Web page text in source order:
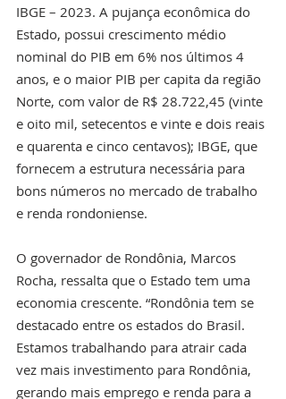
IBGE – 2023. A pujança econômica do
Estado, possui crescimento médio
nominal do PIB em 6% nos últimos 4
anos, e o maior PIB per capita da região
Norte, com valor de R$ 28.722,45 (vinte
e oito mil, setecentos e vinte e dois reais
e quarenta e cinco centavos); IBGE, que
fornecem a estrutura necessária para
bons números no mercado de trabalho
e renda rondoniense.
O governador de Rondônia, Marcos
Rocha, ressalta que o Estado tem uma
economia crescente. “Rondônia tem se
destacado entre os estados do Brasil.
Estamos trabalhando para atrair cada
vez mais investimento para Rondônia,
gerando mais emprego e renda para a